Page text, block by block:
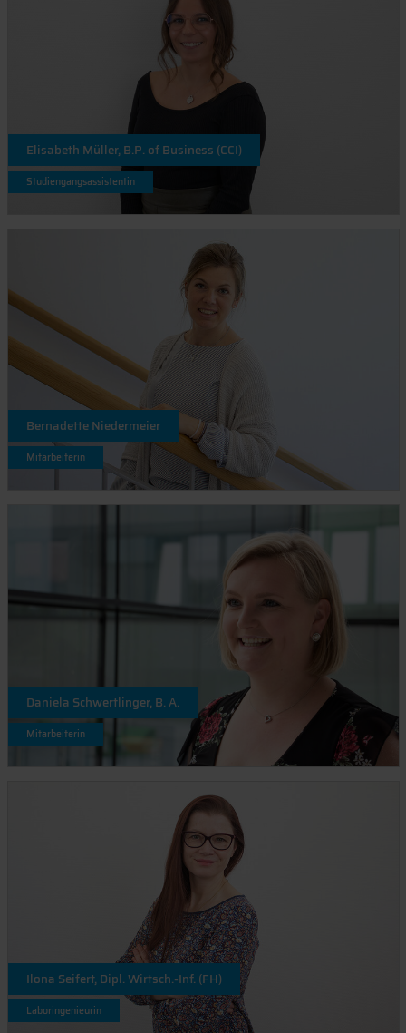
Elisabeth Müller, B.P. of Business (CCI)
Studiengangsassistentin
Bernadette Niedermeier
Mitarbeiterin
Daniela Schwertlinger, B. A.
Mitarbeiterin
Ilona Seifert, Dipl. Wirtsch.-Inf. (FH)
Laboringenieurin